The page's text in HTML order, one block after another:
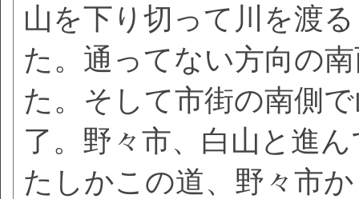
山を下り切って川を渡
た。通ってない方向の
た。そして市街の南側
了。野々市、白山と進
たしかこの道、野々市